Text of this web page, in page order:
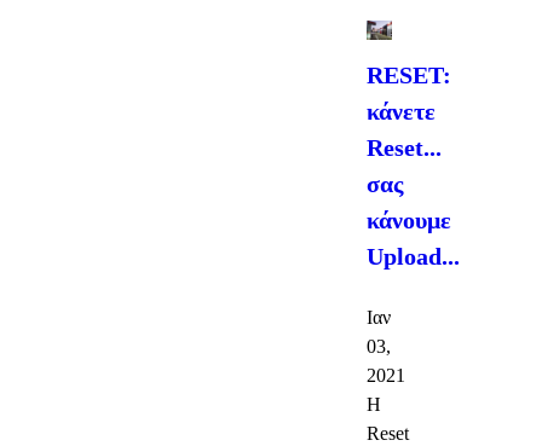
RESET:
κάνετε
Reset...
σας
κάνουμε
Upload...
Ιαν
03,
2021
Η
Reset